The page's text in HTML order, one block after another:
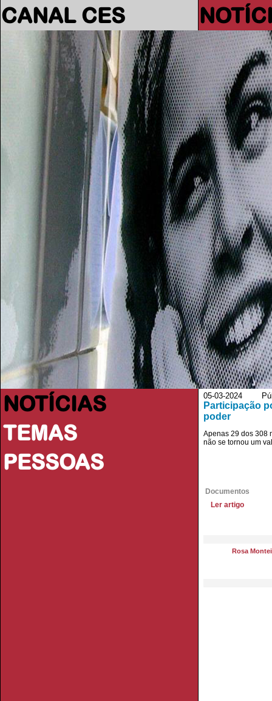
CANAL CES
NOTÍCIAS
TEMAS
PESSOAS
05-03-2024
Participação
poder
Apenas 29 dos 308
não se tornou um
Documentos
Ler artigo
Rosa